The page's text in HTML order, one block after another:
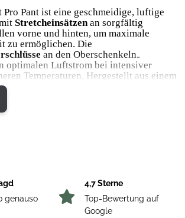
Pro Pant ist eine geschmeidige, luftige
Stretcheinsätzenan sorgfältig
vorne und hinten, um maximale
zu ermöglichen. Die
an den Oberschenkeln
optimalen Luftstrom bei intensiver
Temperaturen. Hergestellt aus einem
das aus einer Mischung aus Baumwolle
mit verstärkten Abschnitten am
Die Alabama Vent Pro Pant
Stiefel gezogen werden.
genauso
4,7 Sterne
Top-Bewertung auf
Google